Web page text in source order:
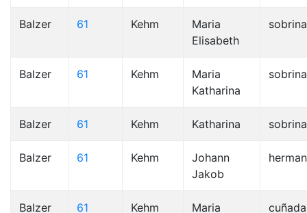
Balzer 61 Kehm
Maria
Elisabeth
sobrina
Balzer 61 Kehm
Maria
Katharina
sobrina
Balzer 61 Kehm Katharina sobrina
Balzer 61 Kehm
Johann
Jakob
Balzer 61 Kehm
Maria
cuñada